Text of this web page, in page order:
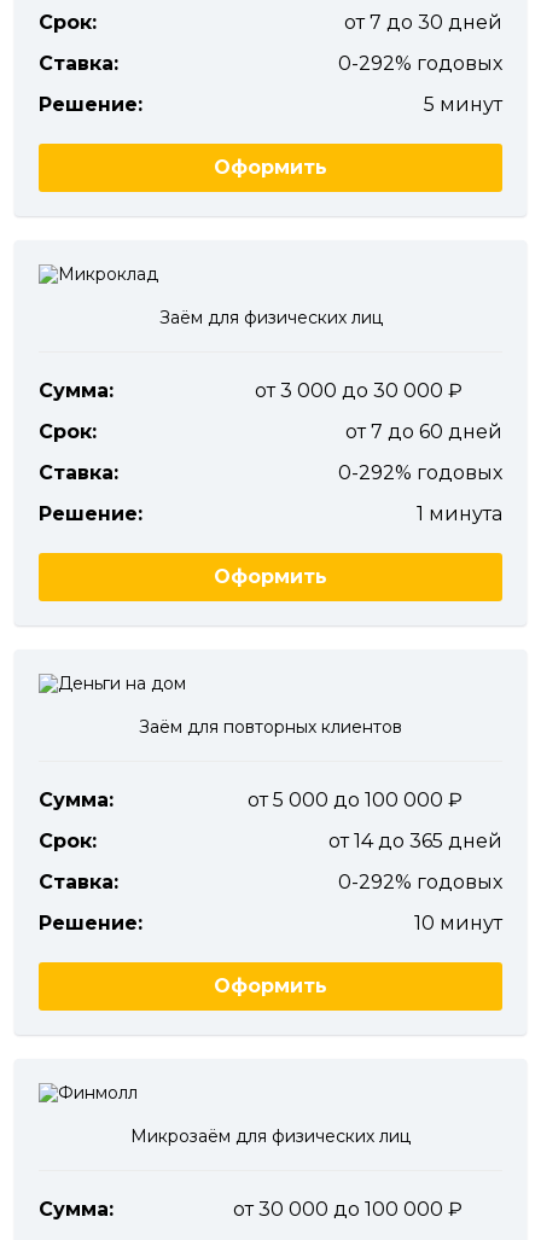
Срок:
от 7 до 30 дней
Ставка:
0-292% годовых
Решение:
5 минут
Оформить
Заём для физических лиц
Сумма:
от 3 000 до 30 000
Срок:
от 7 до 60 дней
Ставка:
0-292% годовых
Решение:
1 минута
Оформить
Заём для повторных клиентов
Сумма:
от 5 000 до 100 000
Срок:
от 14 до 365 дней
Ставка:
0-292% годовых
Решение:
10 минут
Оформить
Микрозаём для физических лиц
Сумма:
от 30 000 до 100 000